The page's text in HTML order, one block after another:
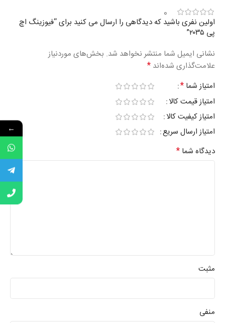
0
اولین نفری باشید که دیدگاهی را ارسال می کنید برای “فیوزینگ اچ‌
پی ۲۰۳۵”
نشانی ایمیل شما منتشر نخواهد شد. بخش‌های موردنیاز
علامت‌گذاری شده‌اند *
امتیاز شما *
امتیاز قیمت کالا
امتیاز کیفیت کالا
امتیاز ارسال سریع
دیدگاه شما *
مثبت
منفی
←